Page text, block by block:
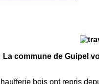
La commune de Guipel
bois ont repris